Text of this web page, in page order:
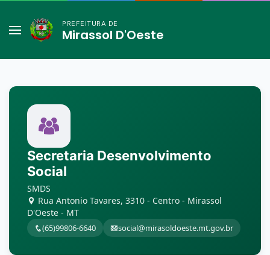
PREFEITURA DE
Mirassol D'Oeste
Secretaria Desenvolvimento
Social
SMDS
Rua Antonio Tavares, 3310 - Centro - Mirassol
D'Oeste - MT
(65)99806-6640 social@mirasoldoeste.mt.gov.br